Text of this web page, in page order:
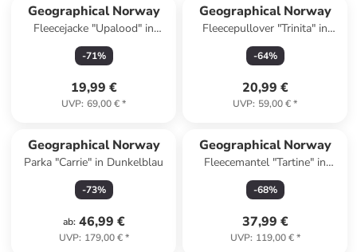
Geographical Norway
Fleecejacke "Upalood" in
Koralle
-71%
19,99 €
UVP: 69,00 €*
Geographical Norway
Fleecepullover "Trinita" in
Dunkelblau
-64%
20,99 €
UVP: 59,00 €*
Geographical Norway
Parka "Carrie" in Dunkelblau
-73%
ab: 46,99 €
UVP: 179,00 €*
Geographical Norway
Fleecemantel "Tartine" in
Schwarz
-68%
37,99 €
UVP: 119,00 €*